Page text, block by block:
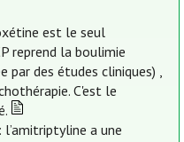
est le seul
reprend la boulimie
par des études cliniques) ,
C'est le
a une